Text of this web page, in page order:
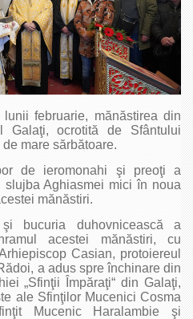
februarie, mănăstirea din
Galaţi, ocrotită de Sfântului
mare sărbătoare.
de ieromonahi şi preoţi a
Aghiasmei mici în noua
mănăstiri.
bucuria duhovnicească a
acestei mănăstiri, cu
Casian, protoiereul
a adus spre închinare din
„Sfinţii Împăraţi“ din Galaţi,
ale Sfinţilor Mucenici Cosma
Mucenic Haralambie şi